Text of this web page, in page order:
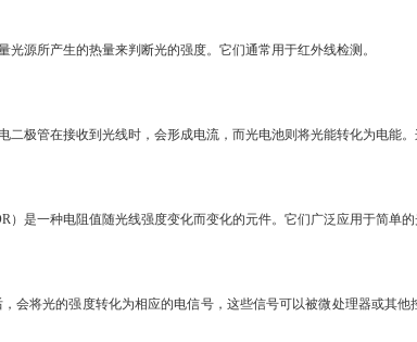
源所产生的热量来判断光的强度。它们通常用于红外线检测。
二极管在接收到光线时，会形成电流，而光电池则将光能转化为电能
）是一种电阻值随光线强度变化而变化的元件。它们广泛应用于简单的
会将光的强度转化为相应的电信号，这些信号可以被微处理器或其他